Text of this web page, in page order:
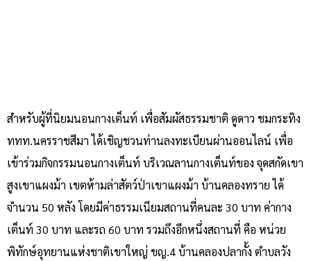
สำหรับผู้ที่นิยมนอนกางเต็นท์ เพื่อสัมผัสธรรมชาติ ดูดาว ชมกระทิง
ททท.นครราชสีมา ได้เชิญชวนท่านลงทะเบียนผ่านออนไลน์ เพื่อ
เข้าร่วมกิจกรรมนอนกางเต็นท์ บริเวณลานกางเต็นท์ของ จุดสกัดเขา
สูงเขาแผงม้า เขตห้ามล่าสัตว์ป่าเขาแผงม้า บ้านคลองทราย ได้
จำนวน 50 หลัง โดยมีค่าธรรมเนียมสถานที่คนละ 30 บาท ค่ากาง
เต็นท์ 30 บาท และรถ 60 บาท รวมถึงอีกหนึ่งสถานที่ คือ หน่วย
พิทักษ์อุทยานแห่งชาติเขาใหญ่ ขญ.4 บ้านคลองปลากั้ง ตำบลวัง